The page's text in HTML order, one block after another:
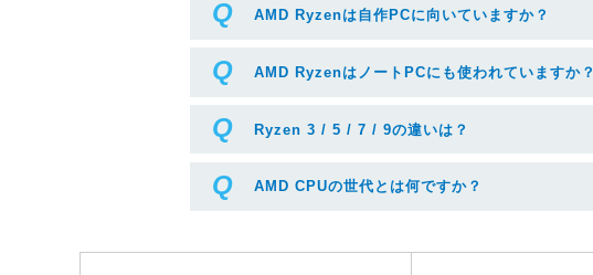
AMD Ryzenは自作PCに向いていますか？
AMD RyzenはノートPCにも使われていますか？
Ryzen 3 / 5 / 7 / 9の違いは？
AMD CPUの世代とは何ですか？